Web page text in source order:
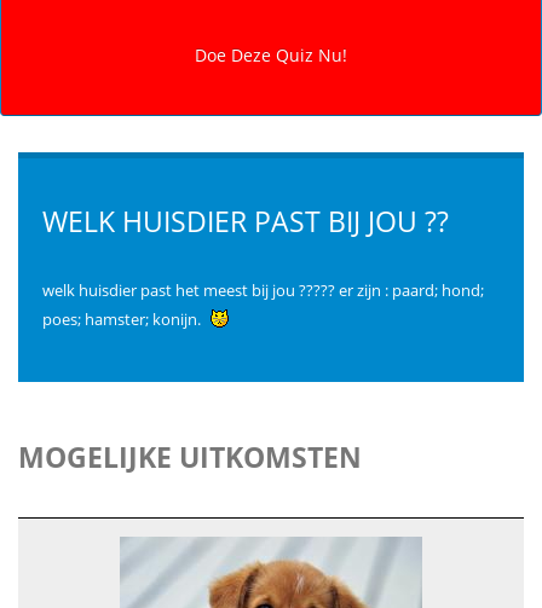
WELK HUISDIER PAST BIJ JOU ??
welk huisdier past het meest bij jou ????? er zijn : paard; hond;
poes; hamster; konijn.
MOGELIJKE UITKOMSTEN